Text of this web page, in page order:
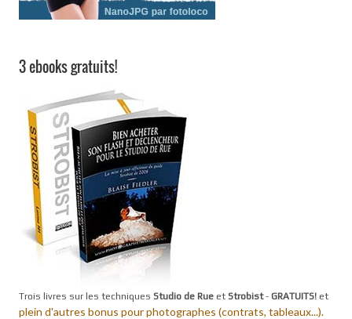
3 ebooks gratuits!
Trois livres sur les techniques Studio de Rue et Strobist- GRATUITS! et
plein d'autres bonus pour photographes (contrats, tableaux...).